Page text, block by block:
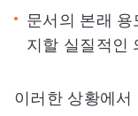
문서의 본래
지할 실질적인
이러한 상황에서